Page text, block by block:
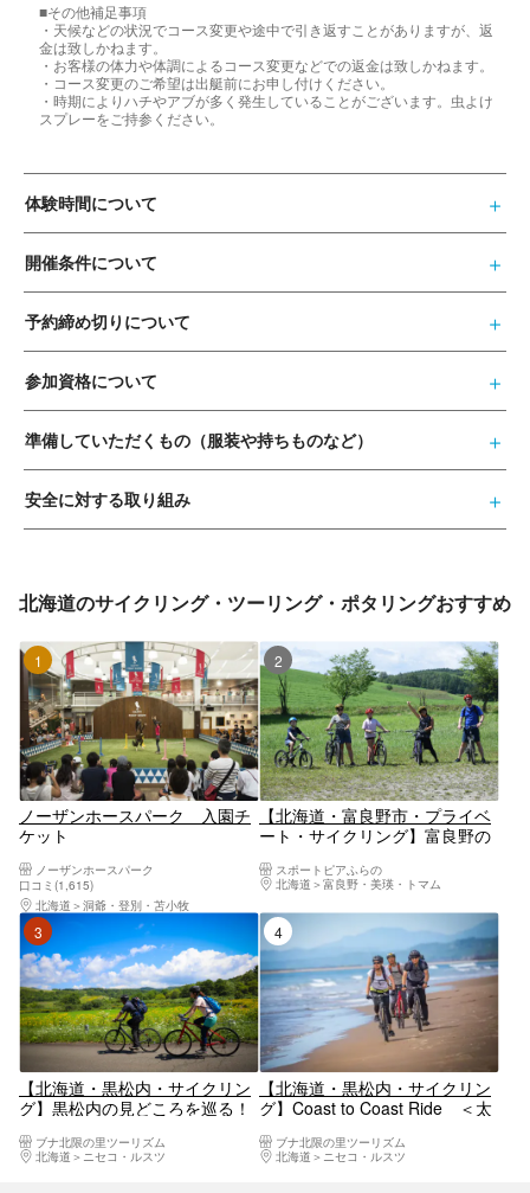
■その他補足事項
・天候などの状況でコース変更や途中で引き返すことがありますが、返
金は致しかねます。
・お客様の体力や体調によるコース変更などでの返金は致しかねます。
・コース変更のご希望は出艇前にお申し付けください。
・時期によりハチやアブが多く発生していることがございます。虫よけ
スプレーをご持参ください。
体験時間について
開催条件について
予約締め切りについて
参加資格について
準備していただくもの（服装や持ちものなど）
安全に対する取り組み
北海道のサイクリング・ツーリング・ポタリングおすすめ
1位
ノーザンホースパーク 入園チ
ケット
ノーザンホースパーク
口コミ(1,615)
北海道
洞爺・登別・苫小牧
2位
【北海道・富良野市・プライベ
ート・サイクリング】富良野の
リング 130cm～OK！
スポートピアふらの
北海道
富良野・美瑛・トマム
【北海道・黒松内・サイクリン
グ】黒松内の見どころを巡る！
ブナ北限の里ツーリズム
北海道
ニセコ・ルスツ
【北海道・黒松内・サイクリン
グ】Coast to Coast Ride ＜太
ブナ北限の里ツーリズム
北海道
ニセコ・ルスツ